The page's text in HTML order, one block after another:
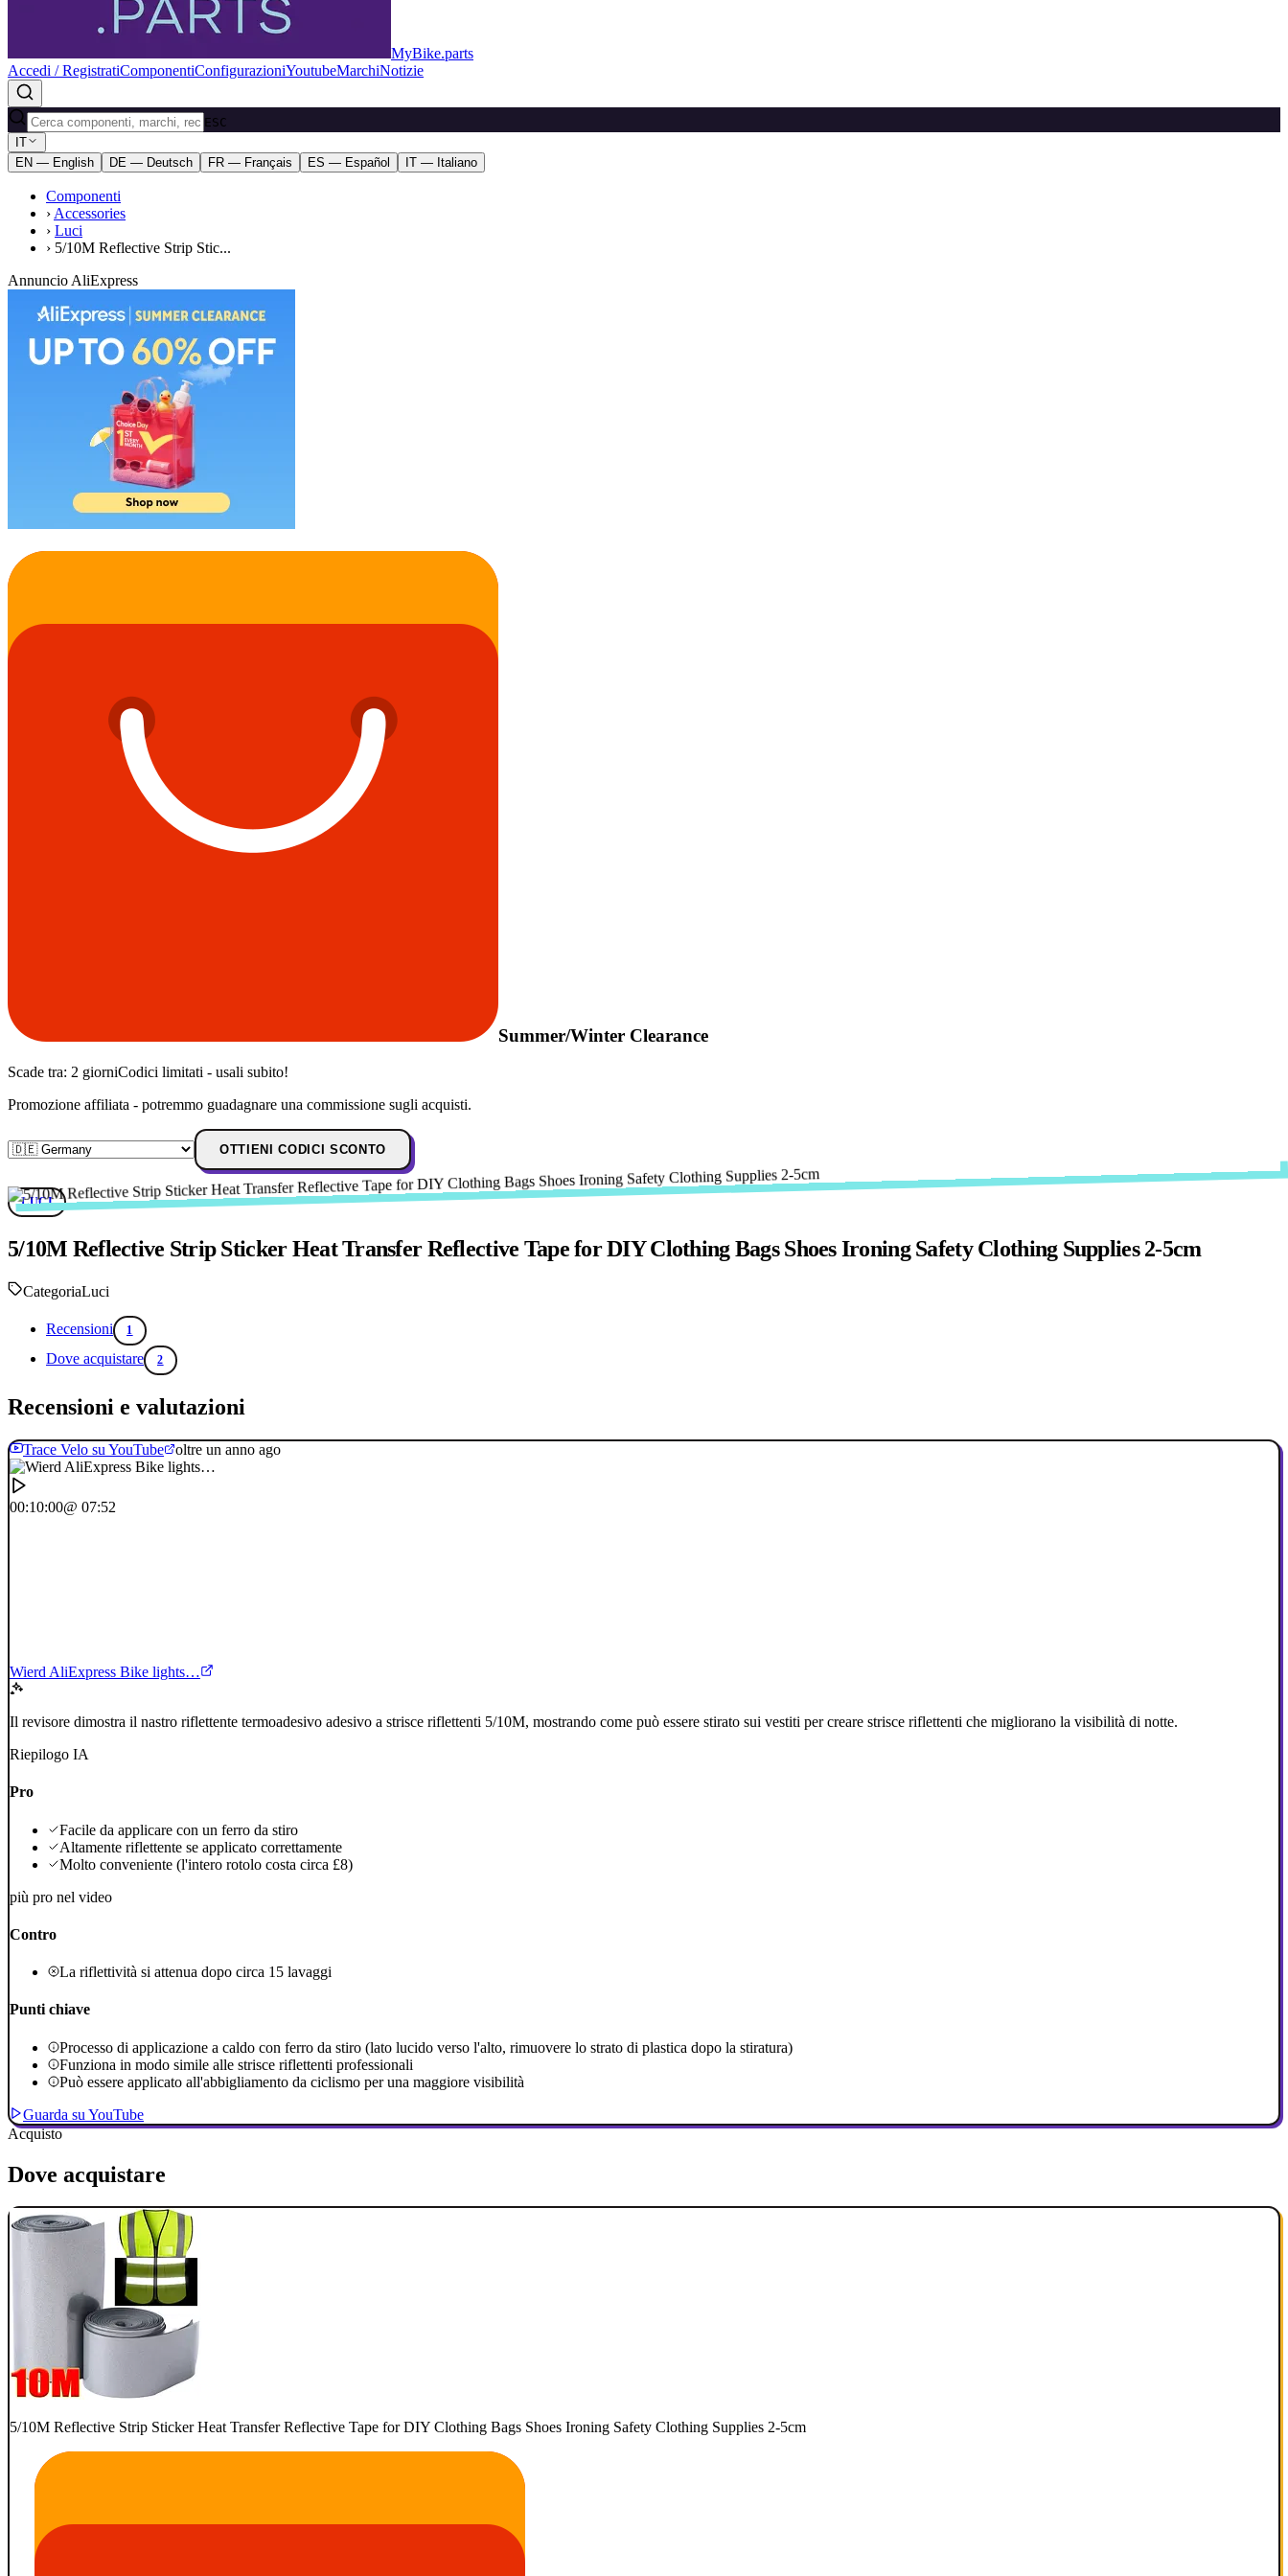
MyBike.parts
Accedi / RegistratiComponentiConfigurazioniYoutubeMarchiNotizie
ESC
IT
EN — English
DE — Deutsch FR — Français ES — Español IT — Italiano
Componenti
› Accessories
› Luci
› 5/10M Reflective Strip Stic...
Annuncio AliExpress
Summer/Winter Clearance
Scade tra: 2 giorniCodici limitati - usali subito!
Promozione affiliata - potremmo guadagnare una commissione sugli acquisti.
OTTIENI CODICI SCONTO
LUCI
5/10M Reflective Strip Sticker Heat Transfer Reflective Tape for DIY Clothing Bags Shoes Ironing Safety Clothing Supplies 2-5cm
CategoriaLuci
Recensioni 1
Dove acquistare 2
Recensioni e valutazioni
Trace Velo su YouTube oltre un anno ago
00:10:00@ 07:52
Wierd AliExpress Bike lights…
Il revisore dimostra il nastro riflettente termoadesivo adesivo a strisce riflettenti 5/10M, mostrando come può essere stirato sui vestiti per creare strisce riflettenti che migliorano la visibilità di notte.
Riepilogo IA
Pro
Facile da applicare con un ferro da stiro
Altamente riflettente se applicato correttamente
Molto conveniente (l'intero rotolo costa circa £8)
più pro nel video
Contro
La riflettività si attenua dopo circa 15 lavaggi
Punti chiave
Processo di applicazione a caldo con ferro da stiro (lato lucido verso l'alto, rimuovere lo strato di plastica dopo la stiratura)
Funziona in modo simile alle strisce riflettenti professionali
Può essere applicato all'abbigliamento da ciclismo per una maggiore visibilità
Guarda su YouTube
Acquisto
Dove acquistare
5/10M Reflective Strip Sticker Heat Transfer Reflective Tape for DIY Clothing Bags Shoes Ironing Safety Clothing Supplies 2-5cm